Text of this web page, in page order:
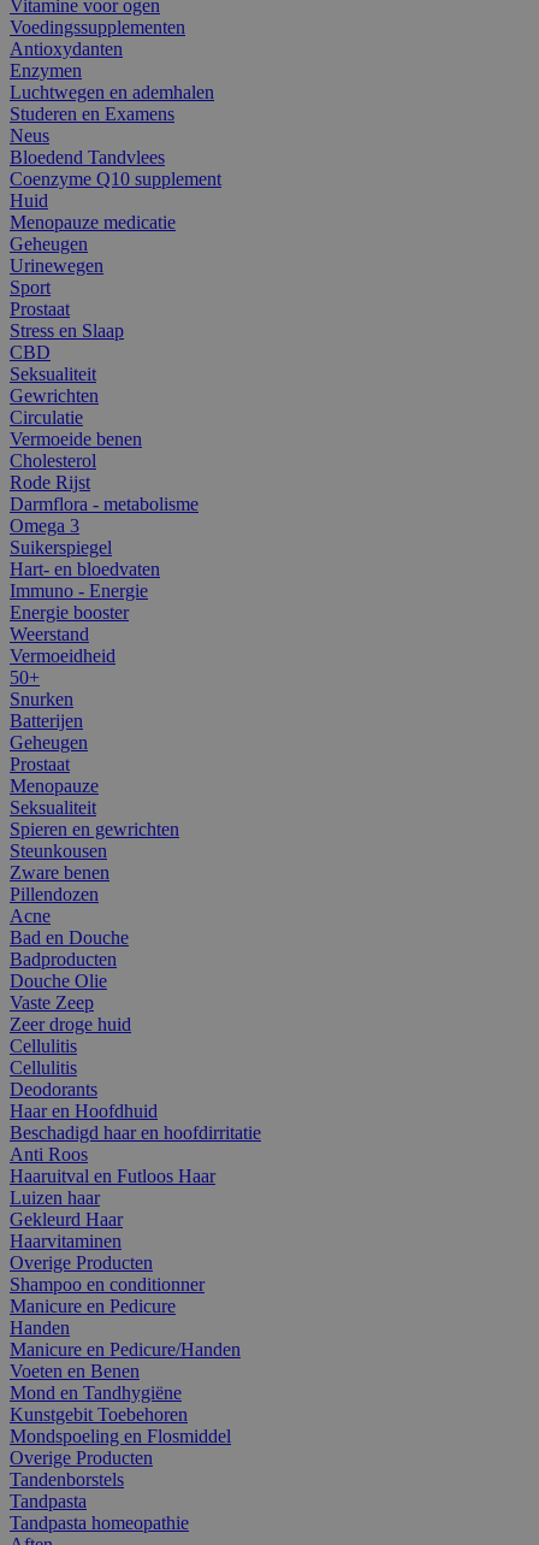
Vitamine voor ogen
Voedingssupplementen
Antioxydanten
Enzymen
Luchtwegen en ademhalen
Studeren en Examens
Neus
Bloedend Tandvlees
Coenzyme Q10 supplement
Huid
Menopauze medicatie
Geheugen
Urinewegen
Sport
Prostaat
Stress en Slaap
CBD
Seksualiteit
Gewrichten
Circulatie
Vermoeide benen
Cholesterol
Rode Rijst
Darmflora - metabolisme
Omega 3
Suikerspiegel
Hart- en bloedvaten
Immuno - Energie
Energie booster
Weerstand
Vermoeidheid
50+
Snurken
Batterijen
Geheugen
Prostaat
Menopauze
Seksualiteit
Spieren en gewrichten
Steunkousen
Zware benen
Pillendozen
Acne
Bad en Douche
Badproducten
Douche Olie
Vaste Zeep
Zeer droge huid
Cellulitis
Cellulitis
Deodorants
Haar en Hoofdhuid
Beschadigd haar en hoofdirritatie
Anti Roos
Haaruitval en Futloos Haar
Luizen haar
Gekleurd Haar
Haarvitaminen
Overige Producten
Shampoo en conditionner
Manicure en Pedicure
Handen
Manicure en Pedicure/Handen
Voeten en Benen
Mond en Tandhygiëne
Kunstgebit Toebehoren
Mondspoeling en Flosmiddel
Overige Producten
Tandenborstels
Tandpasta
Tandpasta homeopathie